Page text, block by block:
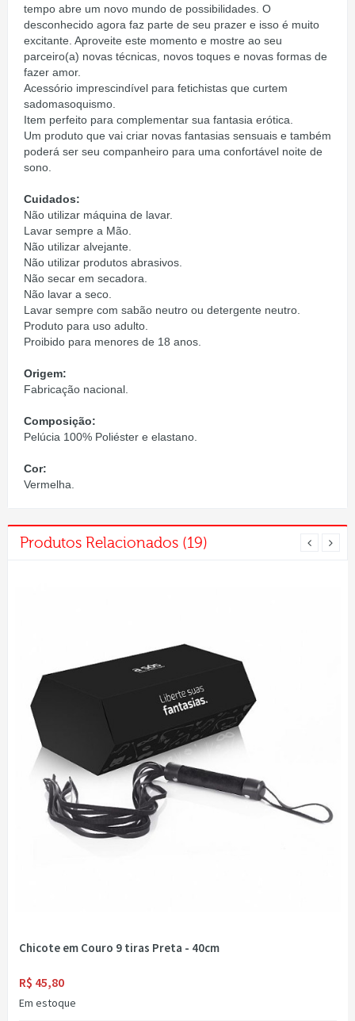
tempo abre um novo mundo de possibilidades. O
desconhecido agora faz parte de seu prazer e isso é muito
excitante. Aproveite este momento e mostre ao seu
parceiro(a) novas técnicas, novos toques e novas formas de
fazer amor.
Acessório imprescindível para fetichistas que curtem
sadomasoquismo.
Item perfeito para complementar sua fantasia erótica.
Um produto que vai criar novas fantasias sensuais e também
poderá ser seu companheiro para uma confortável noite de
sono.
Cuidados:
Não utilizar máquina de lavar.
Lavar sempre a Mão.
Não utilizar alvejante.
Não utilizar produtos abrasivos.
Não secar em secadora.
Não lavar a seco.
Lavar sempre com sabão neutro ou detergente neutro.
Produto para uso adulto.
Proibido para menores de 18 anos.
Origem:
Fabricação nacional.
Composição:
Pelúcia 100% Poliéster e elastano.
Cor:
Vermelha.
Produtos Relacionados (19)
Chicote em Couro 9 tiras Preta - 40cm
R$ 45,80
Em estoque